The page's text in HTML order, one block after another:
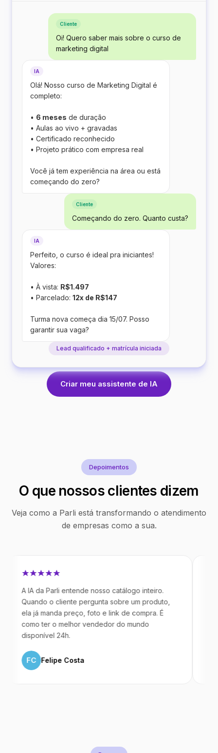
Cliente
Oi! Quero saber mais sobre o curso de
marketing digital
IA
Olá! Nosso curso de Marketing Digital é
completo:
• 6 meses de duração
• Aulas ao vivo + gravadas
• Certificado reconhecido
• Projeto prático com empresa real
Você já tem experiência na área ou está
começando do zero?
Cliente
Começando do zero. Quanto custa?
IA
Perfeito, o curso é ideal pra iniciantes!
Valores:
• À vista: R$1.497
• Parcelado: 12x de R$147
Turma nova começa dia 15/07. Posso
garantir sua vaga?
Lead qualificado + matrícula iniciada
Criar meu assistente de IA
Depoimentos
O que nossos clientes dizem
Veja como a Parli está transformando o atendimento
de empresas como a sua.
IA da Parli entende nosso catálogo inteiro.
o cliente pergunta sobre um produto,
já manda preço, foto e link de compra. É
ter o melhor vendedor do mundo
24h.
Felipe Costa